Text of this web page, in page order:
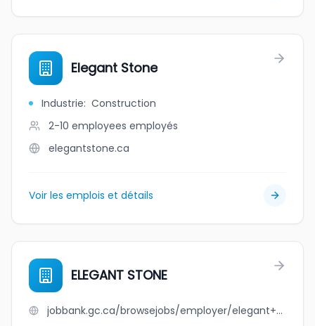
Elegant Stone
Industrie: Construction
2-10 employees employés
elegantstone.ca
Voir les emplois et détails
ELEGANT STONE
jobbank.gc.ca/browsejobs/employer/elegant+stone/ca